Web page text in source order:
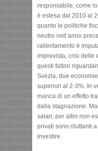
responsabile, come
è estesa dal 2010 al
quanto le politiche
neutre nell’anno
rallentamento è
imprevista, crisi delle
questi fattori
Svezia, due
superiori al 2-3%. In
manca di un effetto
dalla stagnazione.
salari, per altro non
privati sono riluttanti
investire.